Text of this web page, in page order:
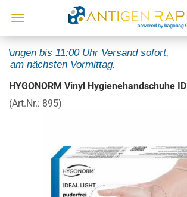
bis 11:00 Uhr Versand sofort,
am nächsten Vormittag.
HYGONORM Vinyl Hygienehandschuhe
(Art.Nr.: 895)